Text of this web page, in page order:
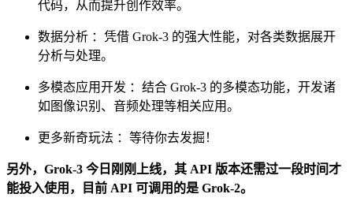
代码，从而提升创作效率。
数据分析 ：凭借 Grok-3 的强大性能，对各类数据展开
分析与处理。
多模态应用开发 ：结合 Grok-3 的多模态功能，开发诸
如图像识别、音频处理等相关应用。
更多新奇玩法 ：等待你去发掘！
另外，Grok-3 今日刚刚上线，其 API 版本还需过一段时间才
能投入使用，目前 API 可调用的是 Grok-2。